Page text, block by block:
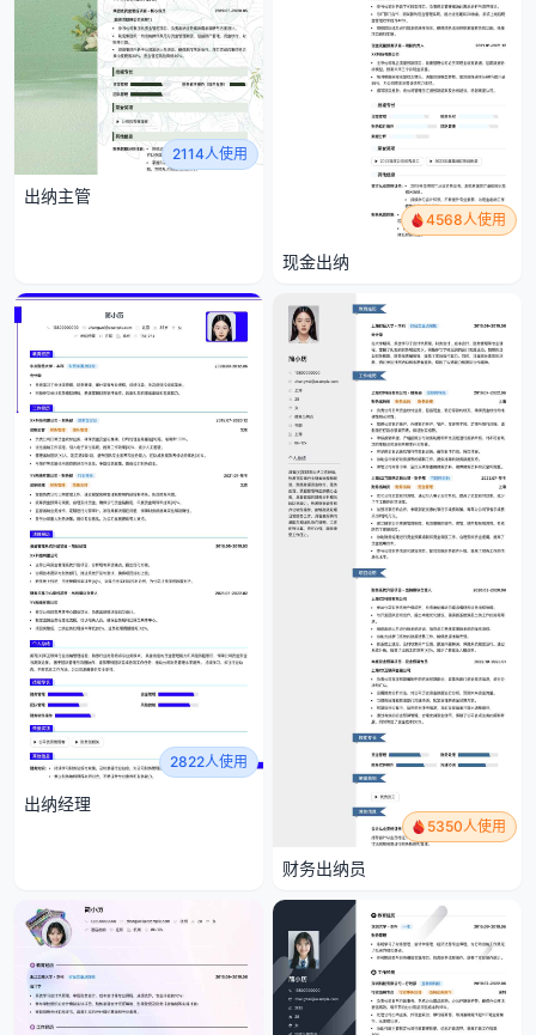
2114人使用
出纳主管
4568人使用
现金出纳
2822人使用
出纳经理
5350人使用
财务出纳员